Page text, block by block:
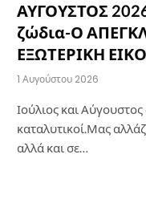
ΑΥΓΟΥΣΤΟΣ
ζώδια-Ο
ΕΞΩΤΕΡΙΚΗ
1 Αυγούστου 2026
Ιούλιος και
καταλυτικοί.Μας
αλλά και σε…